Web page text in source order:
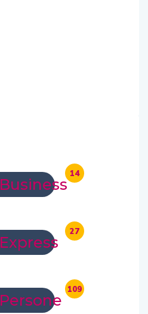
Business
14
Express
27
Persone
109